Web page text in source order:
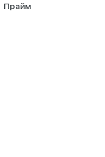
Прайм